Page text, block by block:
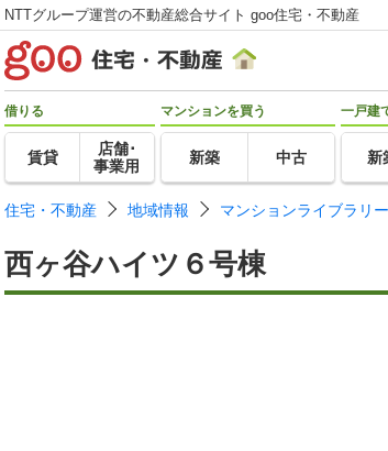
NTTグループ運営の不動産総合サイト goo住宅・不動産
借りる
賃貸
店舗･
事業用
マンションを買う
新築 中古
一戸建
新
住宅・不動産 地域情報 マンションライブラリー
西ヶ谷ハイツ６号棟